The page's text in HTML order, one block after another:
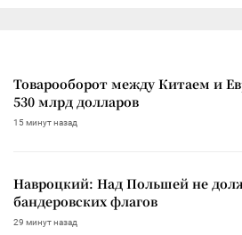
Товарооборот между Китаем и
530 млрд долларов
15 минут назад
Навроцкий: Над Польшей не
бандеровских флагов
29 минут назад